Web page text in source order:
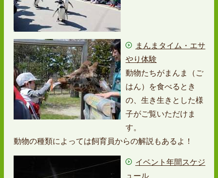
まんまタイム・エサ
やり体験
動物たちがまんま（ご
はん）を食べるとき
の、生き生きとした様
子がご覧いただけま
す。
動物の種類によっては飼育員からの解説もあるよ！
イベント年間スケジ
ュール